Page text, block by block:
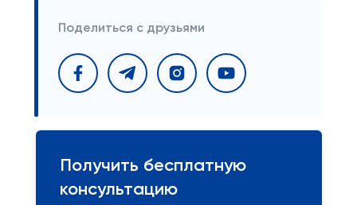
Поделиться с друзьями
Получить бесплатную
консультацию